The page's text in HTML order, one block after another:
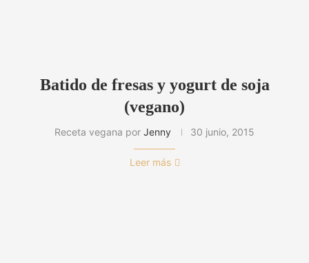
Batido de fresas y yogurt de soja
(vegano)
Receta vegana por Jenny 30 junio, 2015
Leer más